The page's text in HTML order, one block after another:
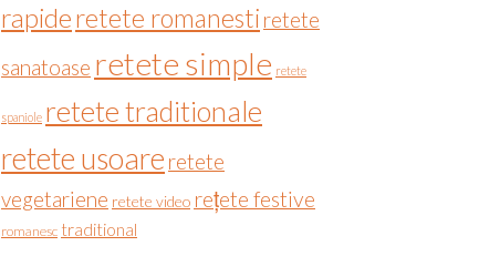
rapideretete romanesti retete
sanatoase retete simple retete
spaniole retete traditionale
retete usoare retete
vegetariene retete video rețete festive
romanesc traditional